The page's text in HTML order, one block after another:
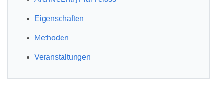
Eigenschaften
Methoden
Veranstaltungen